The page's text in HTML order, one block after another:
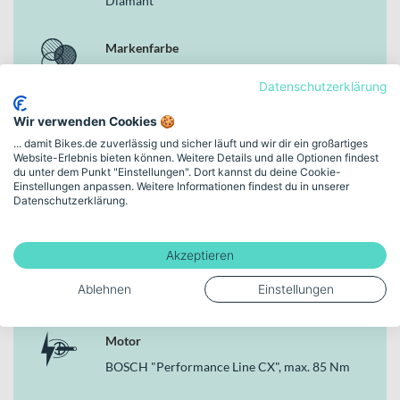
Deine Vorteile
Leichter und steifer Carbonrahmen für präzises Handling im
FOX "36 Float Rhythm" Gabel mit 150 mm Federweg für
hohe Trail-Reserven
FOX "Float DPS" Dämpfer mit 160 mm Federweg für
kontrollierte Abfahrten
BOSCH "Performance Line CX" Motor mit bis zu 85 Nm für
750 Wh starker BOSCH "PowerTube 750" Akku für lange
Hydraulische MAGURA MT5 eStop Scheibenbremsen für
zuverlässige Bremsperformance
Übersetzungsbandbreite
Warum dieses Bike in der Kategorie E-MTB Fullys
Markenfarbe
Rahmenhöhe
43 cm | (29/27,5")
Schaltungstyp
Bremsen
Hydraulische Scheibenbremse
Motor
BOSCH "Performance Line CX", max. 85 Nm
Datenschutzerklärung
Wir verwenden Cookies 🍪
... damit Bikes.de zuverlässig und sicher läuft und wir dir ein großartiges
Website-Erlebnis bieten können. Weitere Details und alle Optionen findest
du unter dem Punkt "Einstellungen". Dort kannst du deine Cookie-
Einstellungen anpassen. Weitere Informationen findest du in unserer
Datenschutzerklärung.
Akzeptieren
Ablehnen Einstellungen